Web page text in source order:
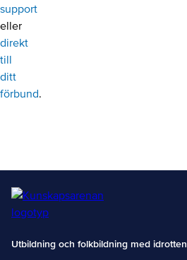
support
eller
direkt
till
ditt
förbund.
Utbildning och folkbildning med idrotten